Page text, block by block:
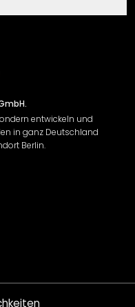
entwickeln und
in ganz Deutschland
Berlin.